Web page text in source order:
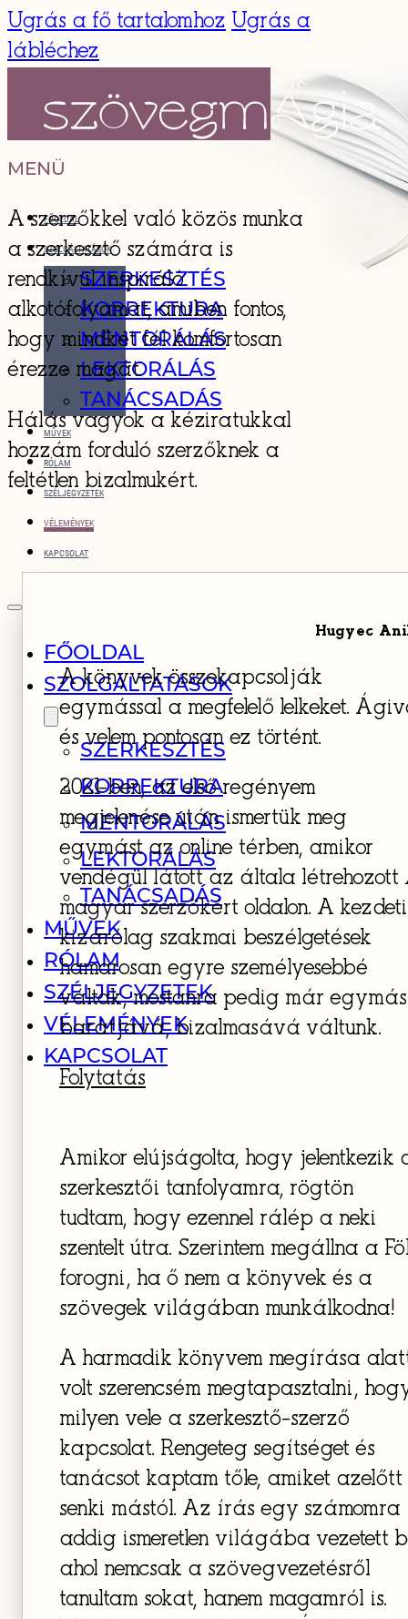
Ugrás a fő tartalomhoz Ugrás a
lábléchez
MENÜ
FŐOLDAL
SZOLGÁLTATÁSOK
SZERKESZTÉS
KORREKTURA
MENTORÁLÁS
LEKTORÁLÁS
TANÁCSADÁS
MŰVEK
RÓLAM
SZÉLJEGYZETEK
VÉLEMÉNYEK
KAPCSOLAT
FŐOLDAL
SZOLGÁLTATÁSOK
SZERKESZTÉS
KORREKTURA
MENTORÁLÁS
LEKTORÁLÁS
TANÁCSADÁS
MŰVEK
RÓLAM
SZÉLJEGYZETEK
VÉLEMÉNYEK
KAPCSOLAT
A szerzőkkel való közös munka
a szerkesztő számára is
rendkívül inspiráló
alkotófolyamat, amiben fontos,
hogy mindkét fél komfortosan
érezze magát.
Hálás vagyok a kéziratukkal
hozzám forduló szerzőknek a
feltétlen bizalmukért.
Hugyec
A könyvek összekapcsolják
egymással a megfelelő lelkeket.
és velem pontosan ez történt.
2021-ben, az első regényem
megjelenése után ismertük meg
egymást az online térben, amikor
vendégül látott az általa létrehozott
magyar szerzőkért oldalon. A
kizárólag szakmai beszélgetések
hamarosan egyre személyesebbé
váltak, mostanra pedig már egymás
barátjává, bizalmasává váltunk.
Folytatás
Amikor elújságolta, hogy jelentkezik
szerkesztői tanfolyamra, rögtön
tudtam, hogy ezennel rálép a neki
szentelt útra. Szerintem megállna a
forogni, ha ő nem a könyvek és a
szövegek világában munkálkodna!
A harmadik könyvem megírása
volt szerencsém megtapasztalni,
milyen vele a szerkesztő-szerző
kapcsolat. Rengeteg segítséget és
tanácsot kaptam tőle, amiket azelőtt
senki mástól. Az írás egy számomra
addig ismeretlen világába vezetett
ahol nemcsak a szövegvezetésről
tanultam sokat, hanem magamról is.